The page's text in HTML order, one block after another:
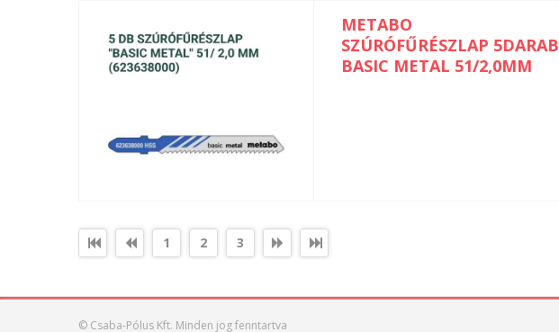
METABO
SZÚRÓFŰRÉSZLAP 5DARAB
BASIC METAL 51/2,0MM
1 2 3
© Csaba-Pólus Kft. Minden jog fenntartva